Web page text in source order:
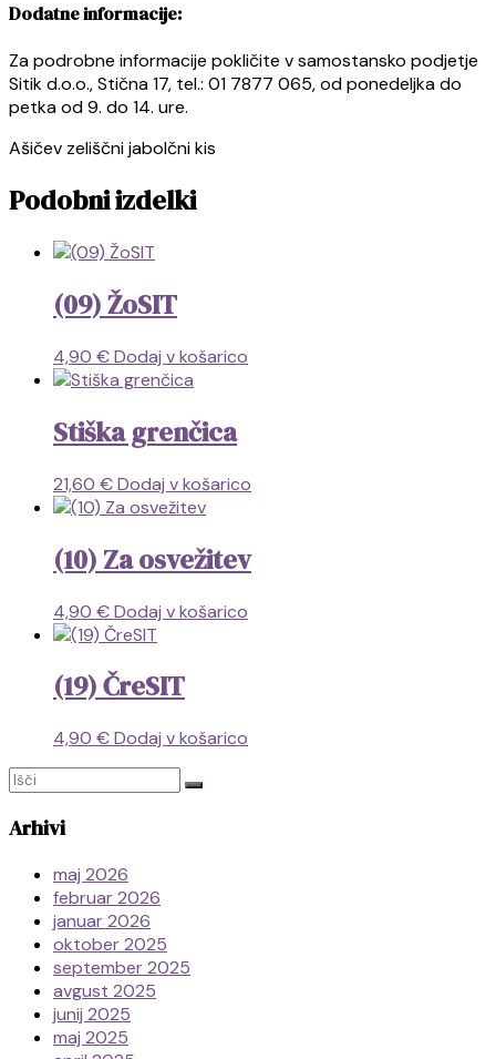
Dodatne informacije:
Za podrobne informacije pokličite v samostansko podjetje
Sitik d.o.o., Stična 17, tel.: 01 7877 065, od ponedeljka do
petka od 9. do 14. ure.
Ašičev zeliščni jabolčni kis
Podobni izdelki
(09) ŽoSIT
4,90 €Dodaj v košarico
Stiška grenčica
21,60 €Dodaj v košarico
(10) Za osvežitev
4,90 €Dodaj v košarico
(19) ČreSIT
4,90 €Dodaj v košarico
Arhivi
maj 2026
februar 2026
januar 2026
oktober 2025
september 2025
avgust 2025
junij 2025
maj 2025